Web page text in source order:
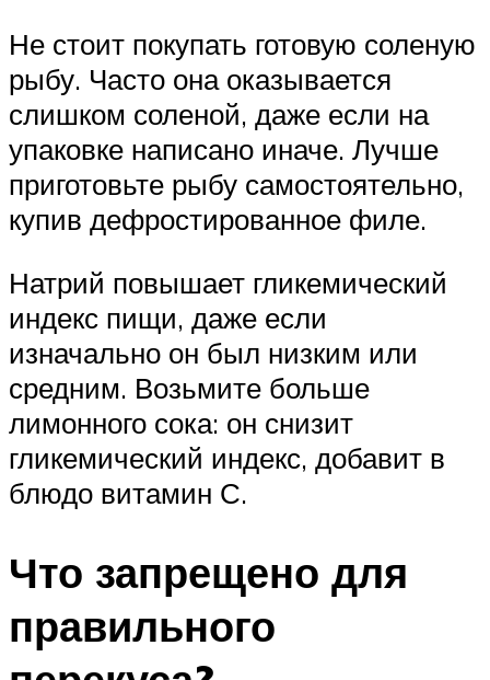
Не стоит покупать готовую соленую
рыбу. Часто она оказывается
слишком соленой, даже если на
упаковке написано иначе. Лучше
приготовьте рыбу самостоятельно,
купив дефростированное филе.
Натрий повышает гликемический
индекс пищи, даже если
изначально он был низким или
средним. Возьмите больше
лимонного сока: он снизит
гликемический индекс, добавит в
блюдо витамин С.
Что запрещено для
правильного